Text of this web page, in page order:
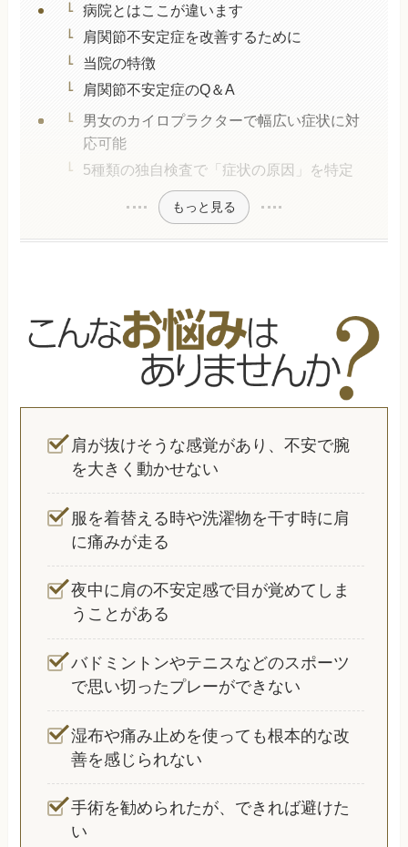
病院とはここが違います
肩関節不安定症を改善するために
当院の特徴
肩関節不安定症のQ＆A
男女のカイロプラクターで幅広い症状に対
応可能
5種類の独自検査で「症状の原因」を特定
もっと見る
肩が抜けそうな感覚があり、不安で腕
を大きく動かせない
服を着替える時や洗濯物を干す時に肩
に痛みが走る
夜中に肩の不安定感で目が覚めてしま
うことがある
バドミントンやテニスなどのスポーツ
で思い切ったプレーができない
湿布や痛み止めを使っても根本的な改
善を感じられない
手術を勧められたが、できれば避けた
い